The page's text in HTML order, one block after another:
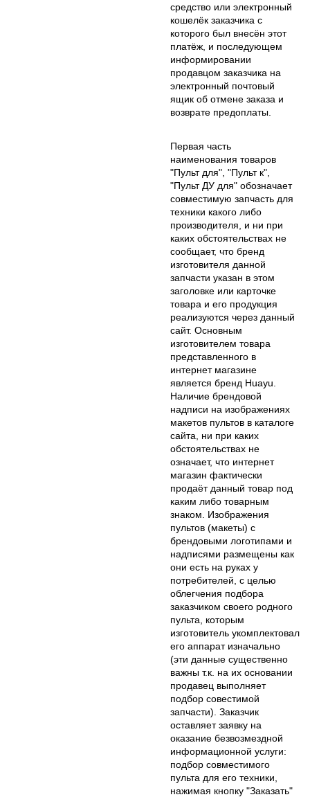
средство или электронный
кошелёк заказчика с
которого был внесён этот
платёж, и последующем
информировании
продавцом заказчика на
электронный почтовый
ящик об отмене заказа и
возврате предоплаты.
Первая часть
наименования товаров
"Пульт для", "Пульт к",
"Пульт ДУ для" обозначает
совместимую запчасть для
техники какого либо
производителя, и ни при
каких обстоятельствах не
сообщает, что бренд
изготовителя данной
запчасти указан в этом
заголовке или карточке
товара и его продукция
реализуются через данный
сайт. Основным
изготовителем товара
представленного в
интернет магазине
является бренд Huayu.
Наличие брендовой
надписи на изображениях
макетов пультов в каталоге
сайта, ни при каких
обстоятельствах не
означает, что интернет
магазин фактически
продаёт данный товар под
каким либо товарным
знаком. Изображения
пультов (макеты) с
брендовыми логотипами и
надписями размещены как
они есть на руках у
потребителей, с целью
облегчения подбора
заказчиком своего родного
пульта, которым
изготовитель укомплектовал
его аппарат изначально
(эти данные существенно
важны т.к. на их основании
продавец выполняет
подбор совестимой
запчасти). Заказчик
оставляет заявку на
оказание безвозмездной
информационной услуги:
подбор совместимого
пульта для его техники,
нажимая кнопку "Заказать"